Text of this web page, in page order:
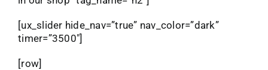
Εσώρουχα
Είδη Παρέλασης
[ux_slider hide_nav=”true” nav_color=”dark”
timer=”3500″]
[row]